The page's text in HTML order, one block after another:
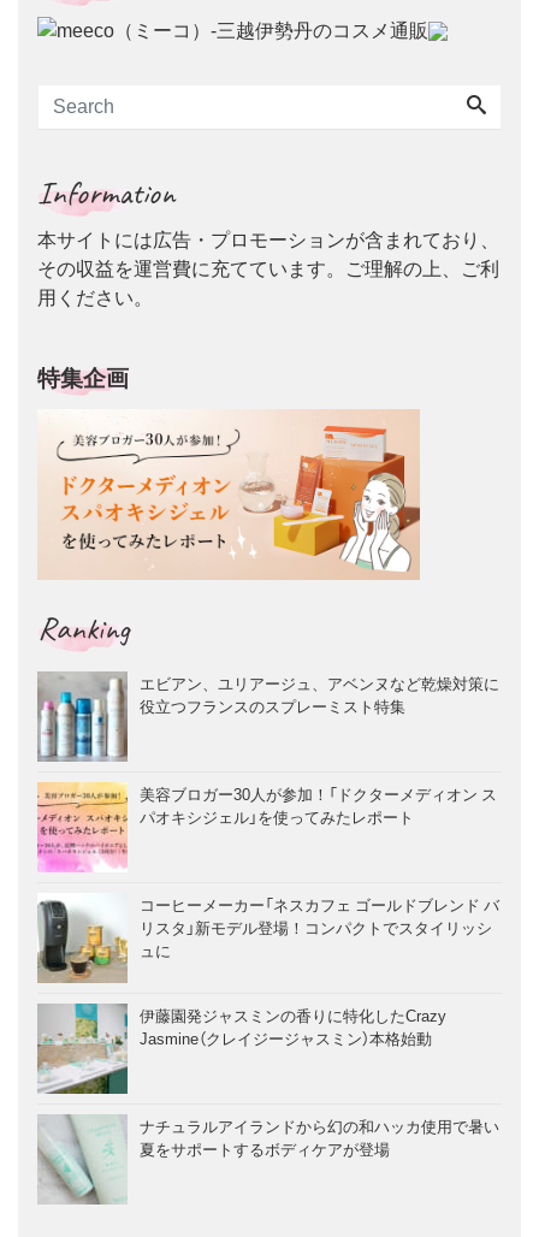
Information
本サイトには広告・プロモーションが含まれており、
その収益を運営費に充てています。ご理解の上、ご利
用ください。
特集企画
Ranking
エビアン、ユリアージュ、アベンヌなど乾燥対策に
役立つフランスのスプレーミスト特集
美容ブロガー30人が参加！「ドクターメディオン ス
パオキシジェル」を使ってみたレポート
コーヒーメーカー「ネスカフェ ゴールドブレンド バ
リスタ」新モデル登場！コンパクトでスタイリッシ
ュに
伊藤園発ジャスミンの香りに特化したCrazy
Jasmine（クレイジージャスミン）本格始動
ナチュラルアイランドから幻の和ハッカ使用で暑い
夏をサポートするボディケアが登場